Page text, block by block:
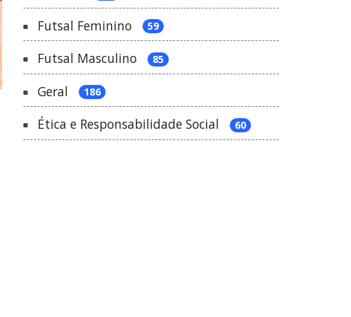
Futsal Feminino
59
Futsal Masculino 85
Geral 186
Ética e Responsabilidade Social 60